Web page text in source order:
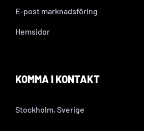
E-post marknadsföring
Hemsidor
KOMMA I KONTAKT
Stockholm, Sverige